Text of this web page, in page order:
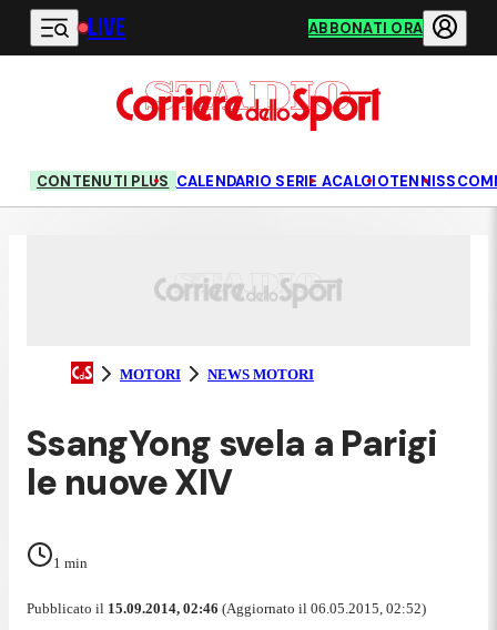
Vai al contenuto principale
LIVE ABBONATI ORA
CONTENUTI PLUS CALENDARIO SERIE ACALCIOTENNIS
MOTORI NEWS MOTORI
SsangYong svela a Parigi
le nuove XIV
1 min
Pubblicato il 15.09.2014, 02:46 (Aggiornato il 06.05.2015, 02:52)